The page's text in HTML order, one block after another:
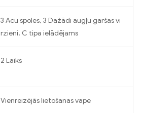
3 Acu spoles, 3 Dažādi augļu garšas vi
rzieni, C tipa ielādējams
2 Laiks
Vienreizējās lietošanas vape